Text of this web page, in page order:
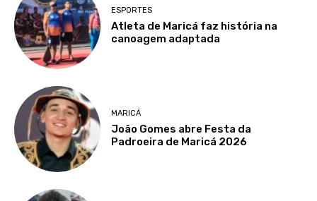
ESPORTES
Atleta de Maricá faz história na
canoagem adaptada
MARICÁ
João Gomes abre Festa da
Padroeira de Maricá 2026